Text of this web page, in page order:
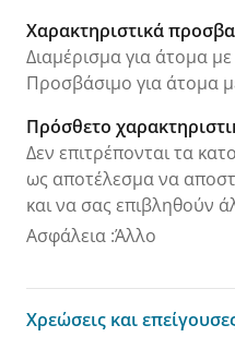
Χαρακτηριστικά
Διαμέρισμα για άτομα με
Προσβάσιμο για άτομα
Πρόσθετο
Δεν επιτρέπονται τα
ως αποτέλεσμα να
και να σας επιβληθούν
Ασφάλεια :Άλλο
Χρεώσεις και